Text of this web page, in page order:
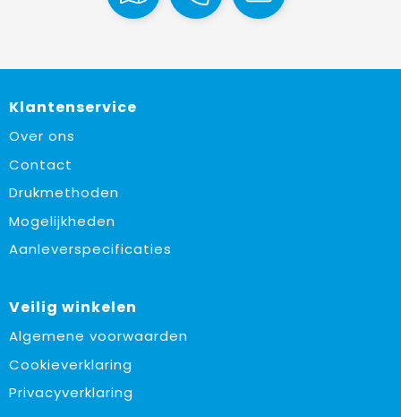
Klantenservice
Over ons
Contact
Drukmethoden
Mogelijkheden
Aanleverspecificaties
Veilig winkelen
Algemene voorwaarden
Cookieverklaring
Privacyverklaring